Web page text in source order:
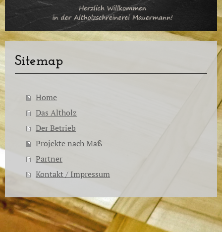
Sitemap
Home
Das Altholz
Der Betrieb
Projekte nach Maß
Partner
Kontakt / Impressum